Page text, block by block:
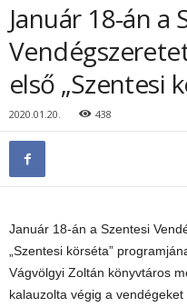
Január 18-án a
első „Szentesi
2020.01.20. 438
Január 18-án a Szentesi
„Szentesi körséta”
Vágvölgyi Zoltán könyvtáros
kalauzolta végig a vendégeket